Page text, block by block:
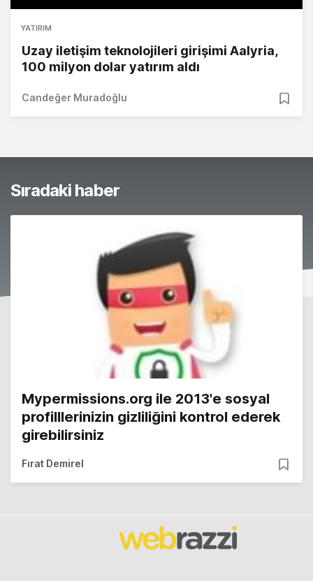
YATIRIM
Uzay iletişim teknolojileri girişimi Aalyria,
100 milyon dolar yatırım aldı
Candeğer Muradoğlu
Sıradaki haber
Mypermissions.org ile 2013'e sosyal
profilllerinizin gizliliğini kontrol ederek
girebilirsiniz
Fırat Demirel